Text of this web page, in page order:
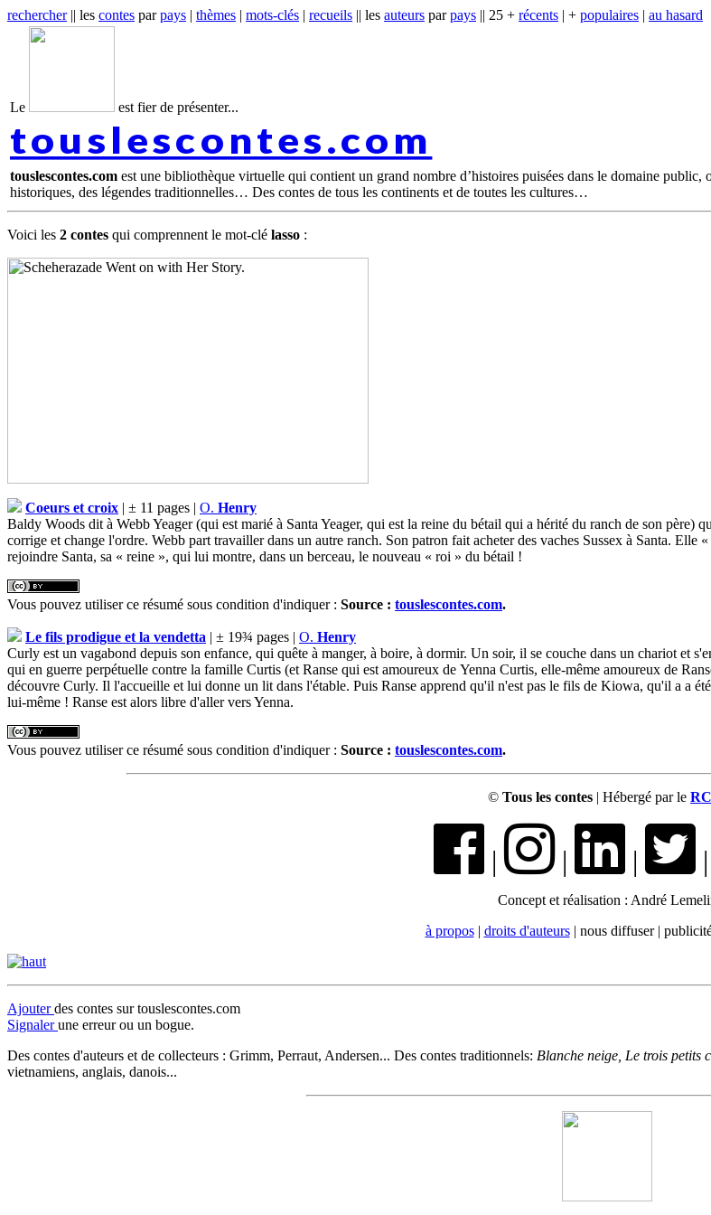
rechercher|| les contes parpays | thèmes | mots-clés | recueils || les auteurs parpays || 25 + récents | + populaires | au hasard
Le est fier de présenter...
touslescontes.com
touslescontes.com est une bibliothèque virtuelle qui contient un grand nombre d’histoires puisées dans le domaine
historiques, des légendes traditionnelles… Des contes de tous les continents et de toutes les cultures
Voici les 2 contes qui comprennent le mot-clé lasso :
Coeurs et croix | ± 11 pages | O. Henry
Baldy Woods dit à Webb Yeager (qui est marié à Santa Yeager, qui est la reine du bétail qui a hérité du ranch de son
corrige et change l'ordre. Webb part travailler dans un autre ranch. Son patron fait acheter des vaches Sussex à Santa.
rejoindre Santa, sa « reine », qui lui montre, dans un berceau, le nouveau « roi » du bétail !
Vous pouvez utiliser ce résumé sous condition d'indiquer : Source : touslescontes.com.
Le fils prodigue et la vendetta | ± 19¾ pages | O. Henry
Curly est un vagabond depuis son enfance, qui quête à manger, à boire, à dormir. Un soir, il se couche dans un chariot et
qui en guerre perpétuelle contre la famille Curtis (et Ranse qui est amoureux de Yenna Curtis, elle-même amoureux de
découvre Curly. Il l'accueille et lui donne un lit dans l'étable. Puis Ranse apprend qu'il n'est pas le fils de Kiowa, qu'il a a
lui-même ! Ranse est alors libre d'aller vers Yenna.
Vous pouvez utiliser ce résumé sous condition d'indiquer : Source : touslescontes.com.
© Tous les contes | Hébergé par le
| | | |
Concept et réalisation : André
à propos| droits d'auteurs| nous diffuser |
Ajouterdes contes sur touslescontes.com
Signalerune erreur ou un bogue.
Des contes d'auteurs et de collecteurs : Grimm, Perraut, Andersen... Des contes traditionnels: Blanche neige, Le trois petits
vietnamiens, anglais, danois...